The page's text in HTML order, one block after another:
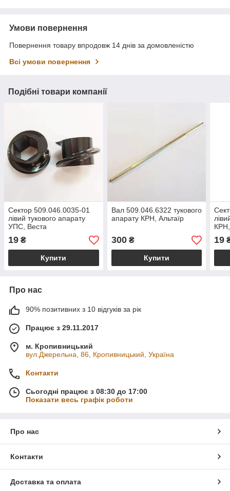
Умови повернення
Повернення товару впродовж 14 днів за домовленістю
Всі умови повернення
Подібні товари компанії
Сектор 509.046.0035-01
лівий тукового апарату
УПС, Веста
19 ₴
Купити
Вал 509.046.6322 тукового
апарату КРН, Альтаїр
300₴
Купити
КРН,
19
Про нас
90% позитивних з 10 відгуків за рік
Працює з 29.11.2017
м. Кропивницький
вул.Джерельна, 86, Кропивницький, Україна
Контакти
Сьогодні працює з 08:30 до 17:00
Показати весь графік роботи
Про нас
Контакти
Доставка та оплата